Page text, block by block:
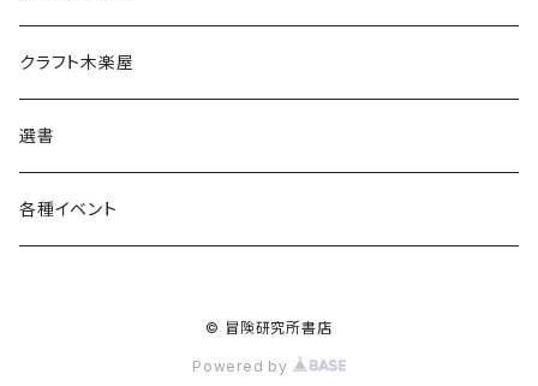
食料品
その他
書籍
ウェア
クラフト木楽屋
選書
各種イベント
© 冒険研究所書店
Powered by